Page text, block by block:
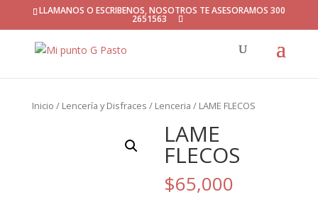
LLAMANOS O ESCRIBENOS, NOSOTROS TE ASESORAMOS 300
2651563
Inicio / Lencería y Disfraces / Lenceria / LAME FLECOS
LAME
FLECOS
$65,000